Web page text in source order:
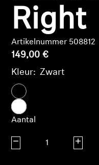
Soundbars
AMBEO soundbars en
Ontdek AMBEO
AMBEO-onderdelen en
Right
Artikelnummer 508812
149,00 €
Kleur: Zwart
Aantal
Aantal verlagen Aantal